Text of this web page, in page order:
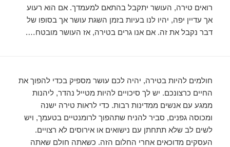
רואים טירה, העושר יתקבל בהתאם למעמדך. אם הוא רעוע
אך עדיין יפה, יהיו לנו בעיות בזמן השגת עושר אך בסופו של
דבר נקבל את זה. אם אנו גרים בטירה, אז העושר מובטח….
חולמים להיות בטירה, יהיה לכם עושר מספיק בכדי להפוך את
החיים כרצונכם. יש לך סיכויים להיות מטייל נהדר, ליהנות
ממגע עם אנשים ממדינות רבות. כדי לראות טירה ישנה
ומכוסה גפנים, סביר להניח שתהפוך לרומנטיים בטעמך, ויש
לשים לב שלא תתחתן עם נישואים או אירוסים לא רצויים.
העסקים מדוכאים אחרי החלום הזה. כשאתה חולם שאתה